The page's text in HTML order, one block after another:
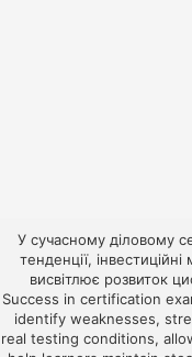
У сучасному діловому
тенденції,
висвітлює розвиток
Success in certification
identify weaknesses,
real testing conditions,